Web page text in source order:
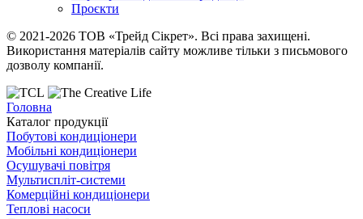
Проєкти
© 2021-2026 ТОВ «Трейд Сікрет». Всі права захищені.
Використання матеріалів сайту можливе тільки з письмового
дозволу компанії.
Головна
Каталог продукції
Побутові кондиціонери
Мобільні кондиціонери
Осушувачі повітря
Мультиспліт-системи
Комерційні кондиціонери
Теплові насоси